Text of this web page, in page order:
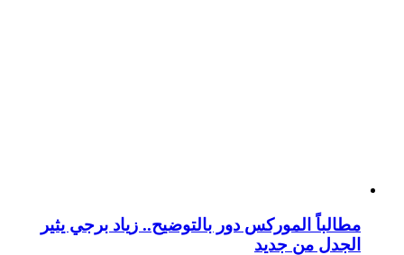
مطالباً الموركس دور بالتوضيح.. زياد برجي يثير
الجدل من جديد